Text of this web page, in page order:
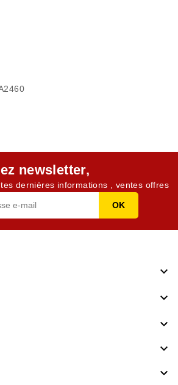
newsletter,
dernières informations , ventes offres




